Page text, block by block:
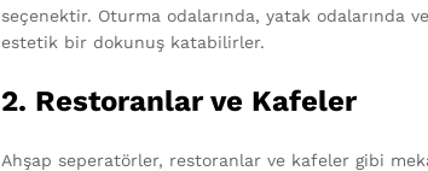
seçenektir. Oturma odalarında, yatak odalarında
estetik bir dokunuş katabilirler.
2. Restoranlar ve Kafeler
Ahşap seperatörler, restoranlar ve kafeler gibi